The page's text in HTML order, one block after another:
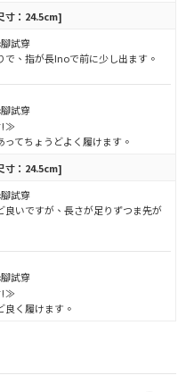
寸：24.5cm]
試穿
で、指が長Inoで前に少し出ます。
試穿
!≫
ってちょうどよく履けます。
寸：24.5cm]
試穿
良いですが、長さが足りずつま先が
試穿
!≫
良く履けます。